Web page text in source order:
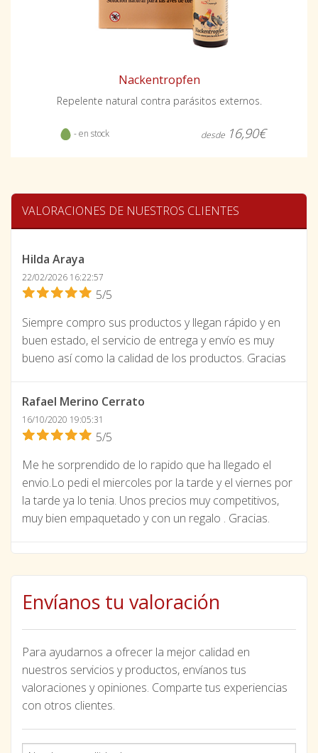
Nackentropfen
Repelente natural contra parásitos externos.
- en stock desde 16,90€
VALORACIONES DE NUESTROS CLIENTES
Hilda Araya
22/02/2026 16:22:57
5/5
Siempre compro sus productos y llegan rápido y en
buen estado, el servicio de entrega y envío es muy
bueno así como la calidad de los productos. Gracias
Rafael Merino Cerrato
16/10/2020 19:05:31
5/5
Me he sorprendido de lo rapido que ha llegado el
envio.Lo pedi el miercoles por la tarde y el viernes por
la tarde ya lo tenia. Unos precios muy competitivos,
muy bien empaquetado y con un regalo . Gracias.
Envíanos tu valoración
Para ayudarnos a ofrecer la mejor calidad en
nuestros servicios y productos, envíanos tus
valoraciones y opiniones. Comparte tus experiencias
con otros clientes.